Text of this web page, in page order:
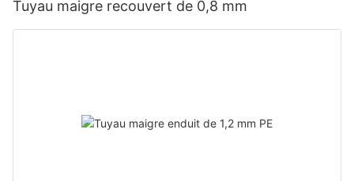
Tuyau maigre recouvert de 0,8 mm